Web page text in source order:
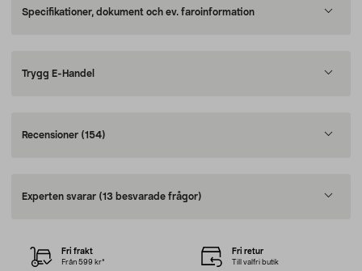
Specifikationer, dokument och ev. faroinformation
Trygg E-Handel
Recensioner (154)
Experten svarar (13 besvarade frågor)
Fri frakt
Från 599 kr*
Fri retur
Till valfri butik